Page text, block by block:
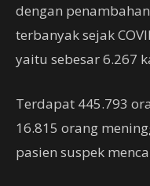
dengan
terbanyak sejak
yaitu sebesar 6.267
Terdapat 445.793
16.815 orang
pasien suspek